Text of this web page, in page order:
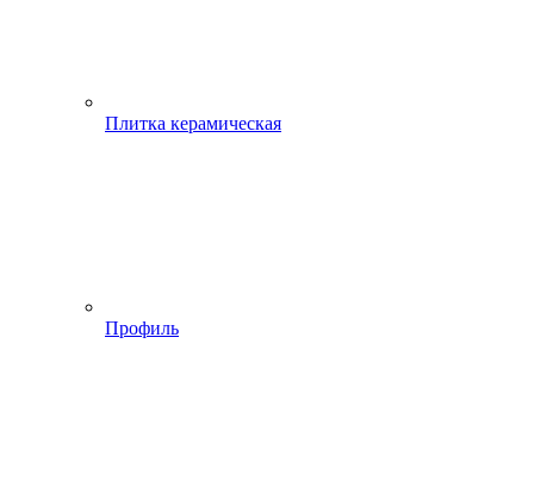
Плитка керамическая
Профиль